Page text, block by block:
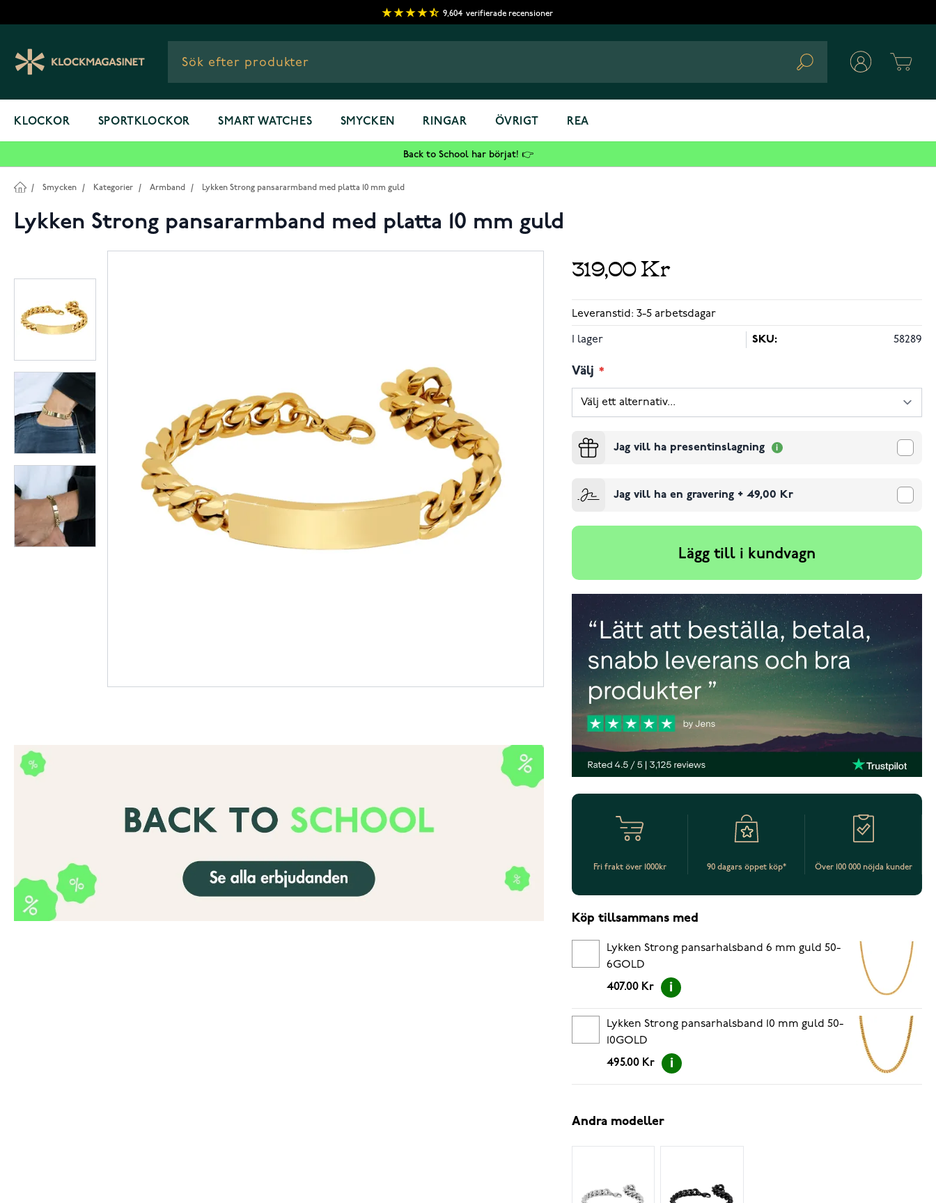
9,604 verifierade recensioner
Search
KLOCKOR SPORTKLOCKOR SMART WATCHES SMYCKEN RINGAR ÖVRIGT REA
Back to School har börjat! 👉
/ Smycken / Kategorier / Armband / Lykken Strong pansararmband med platta 10 mm guld
Lykken Strong pansararmband med platta 10 mm guld
319,00 Kr
Leveranstid: 3-5 arbetsdagar
I lager SKU: 58289
Välj
Jag vill ha presentinslagning
Jag vill ha en gravering+ 49,00 Kr
Lägg till i kundvagn
Fri frakt över 1000kr 90 dagars öppet köp* Över 100 000 nöjda kunder
Köp tillsammans med
Lykken Strong pansarhalsband 6 mm guld 50-
6GOLD
407.00 Kr
Lykken Strong pansarhalsband 10 mm guld 50-
10GOLD
495.00 Kr
Andra modeller